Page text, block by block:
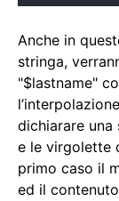
Anche in
stringa,
"$lastname"
dichiarare
e le virgolette
primo caso il
ed il